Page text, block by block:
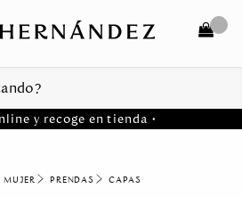
COMPRAR
y recoge en tienda •
MUJER PRENDAS CAPAS